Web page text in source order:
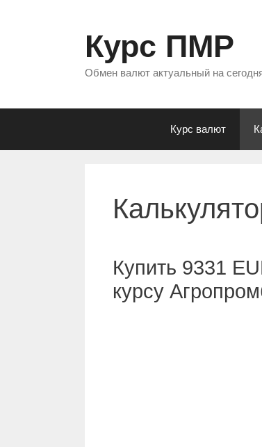
Курс ПМР
Обмен валют актуальный на
Курс валют
Купить 9331
курсу